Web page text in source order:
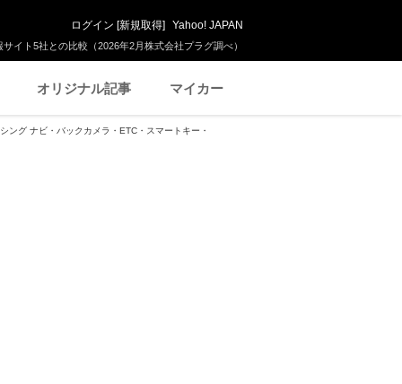
イト5社との比較（2026年2月株式会社プラグ調べ）
ログイン [新規取得] Yahoo! JAPAN
オリジナル記事 マイカー
ング ナビ・バックカメラ・ETC・スマートキー・